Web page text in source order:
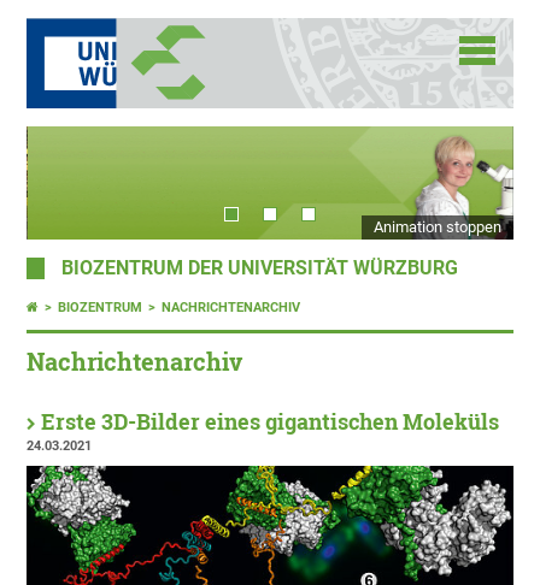
Animation stoppen
BIOZENTRUM DER UNIVERSITÄT WÜRZBURG
BIOZENTRUM NACHRICHTENARCHIV
Nachrichtenarchiv
Erste 3D-Bilder eines gigantischen Moleküls
24.03.2021